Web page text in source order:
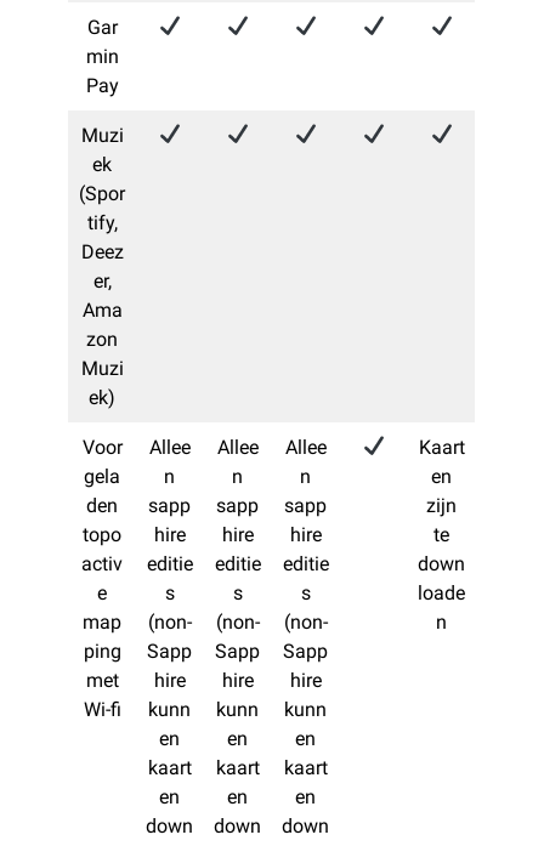
Gar
min
Pay
Muzi
ek
(Spor
tify,
Deez
er,
Ama
zon
Muzi
ek)
Voor
gela
den
topo
activ
e
map
ping
met
Wi-fi
Allee
n
sapp
hire
editie
s
(non-
Sapp
hire
kunn
en
kaart
en
down
Allee
n
sapp
hire
editie
s
(non-
Sapp
hire
kunn
en
kaart
en
down
Allee
n
sapp
hire
editie
s
(non-
Sapp
hire
kunn
en
kaart
en
down
Kaart
en
zijn
te
down
loade
n